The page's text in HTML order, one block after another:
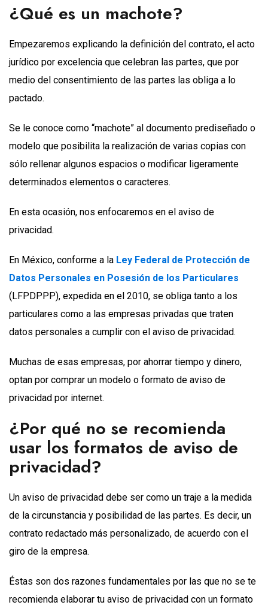
¿Qué es un machote?
Empezaremos explicando la definición del contrato, el acto
jurídico por excelencia que celebran las partes, que por
medio del consentimiento de las partes las obliga a lo
pactado.
Se le conoce como “machote” al documento prediseñado o
modelo que posibilita la realización de varias copias con
sólo rellenar algunos espacios o modificar ligeramente
determinados elementos o caracteres.
En esta ocasión, nos enfocaremos en el aviso de
privacidad.
En México, conforme a la Ley Federal de Protección de
Datos Personales en Posesión de los Particulares
(LFPDPPP), expedida en el 2010, se obliga tanto a los
particulares como a las empresas privadas que traten
datos personales a cumplir con el aviso de privacidad.
Muchas de esas empresas, por ahorrar tiempo y dinero,
optan por comprar un modelo o formato de aviso de
privacidad por internet.
¿Por qué no se recomienda
usar los formatos de aviso de
privacidad?
Un aviso de privacidad debe ser como un traje a la medida
de la circunstancia y posibilidad de las partes. Es decir, un
contrato redactado más personalizado, de acuerdo con el
giro de la empresa.
Éstas son dos razones fundamentales por las que no se te
recomienda elaborar tu aviso de privacidad con un formato